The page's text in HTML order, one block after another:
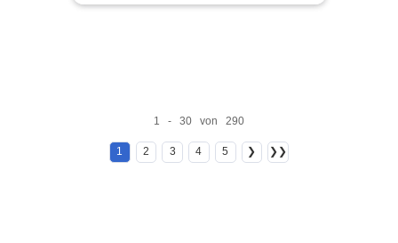
1 - 30 von 290
1 2 3 4 5 ❯ ❯❯